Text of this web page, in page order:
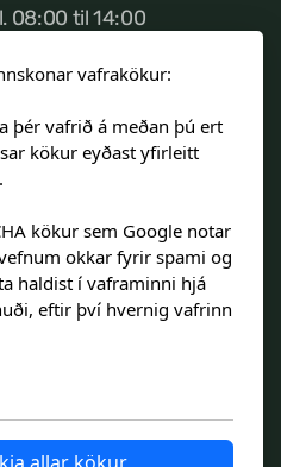
08:00 til 14:00
hafið samband við
101 Reykjavík
510-8200
893-0772
regarding safety of
contact
vafrakökur:
þér vafrið á meðan þú ert
kökur eyðast yfirleitt
kökur sem Google notar
okkar fyrir spami og
haldist í vaframinni hjá
eftir því hvernig vafrinn